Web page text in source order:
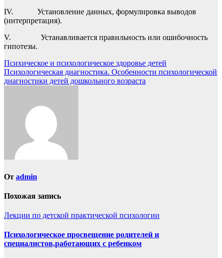
IV. Установление данных, формулировка выводов
(интерпретация).
V. Устанавливается правильность или ошибочность
гипотезы.
Навигация
по
Психическое и психологическое здоровье детей
Психологическая диагностика. Особенности психологической
диагностики детей дошкольного возраста
От admin
Похожая запись
Лекции по детской практической психологии
Психологическое просвещение родителей и
специалистов,работающих с ребенком